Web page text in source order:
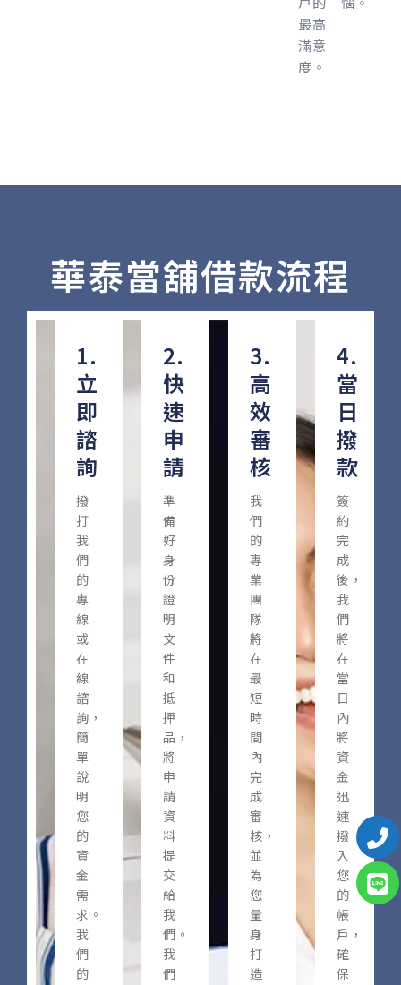
最高
滿意
度。
華泰當舖借款流程
1.
立
即
諮
詢
撥
打
我
們
的
專
線
或
在
線
諮
詢，
簡
單
說
明
您
的
資
金
需
求。
我
們
的
2.
快
速
申
請
準
備
好
身
份
證
明
文
件
和
抵
押
品，
將
申
請
資
料
提
交
給
我
們。
我
們
3.
高
效
審
核
我
們
的
專
業
團
隊
將
在
最
短
時
間
內
完
成
審
核，
並
為
您
量
身
打
造
4.
當
日
撥
款
簽
約
完
成
後，
我
們
將
在
當
日
內
將
資
金
迅
速
撥
入
您
的
帳
戶，
確
保